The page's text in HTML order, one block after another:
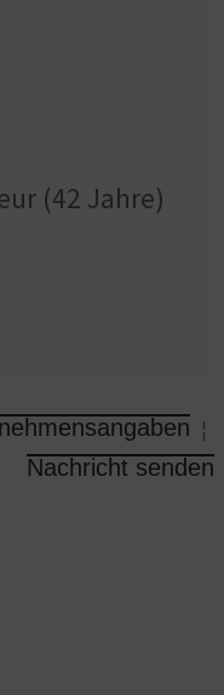
(42 Jahre)
¦
Nachricht senden